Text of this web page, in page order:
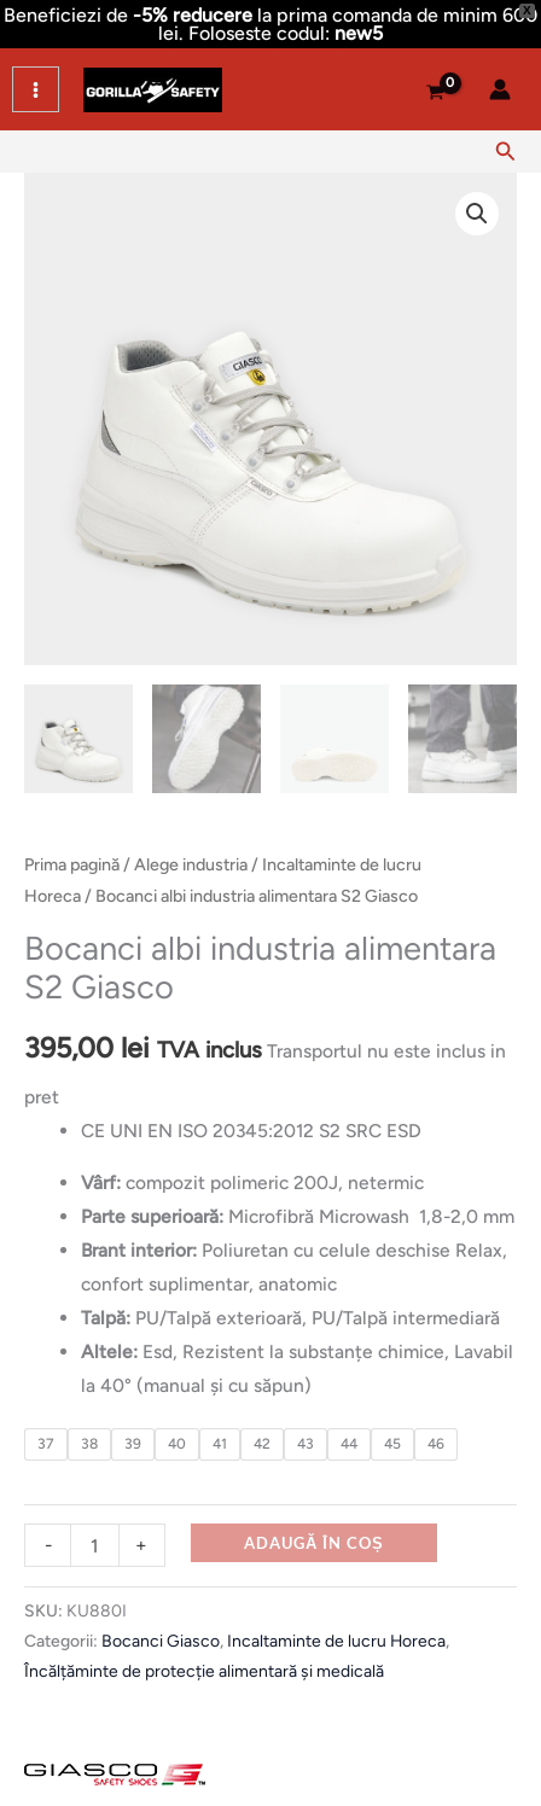
X
Beneficiezi de -5% reducere la prima comanda de minim 600
lei. Foloseste codul: new5
Skip
to
content
Prima pagină/Alege industria/ Incaltaminte de lucru
Horeca/ Bocanci albi industria alimentara S2 Giasco
Bocanci albi industria alimentara
S2 Giasco
395,00 lei TVA inclus Transportul nu este inclus in
pret
CE UNI EN ISO 20345:2012 S2 SRC ESD
Vârf:compozit polimeric 200J, netermic
Parte superioară:Microfibră Microwash 1,8-2,0 mm
Brant interior:Poliuretan cu celule deschise Relax,
confort suplimentar, anatomic
Talpă:PU/Talpă exterioară, PU/Talpă intermediară
Altele:Esd, Rezistent la substanțe chimice, Lavabil
la 40° (manual și cu săpun)
37 38 39 40 41 42 43 44 45 46
- + ADAUGĂ ÎN COȘ
SKU: KU880I
Categorii: Bocanci Giasco, Incaltaminte de lucru Horeca,
Încălțăminte de protecție alimentară și medicală